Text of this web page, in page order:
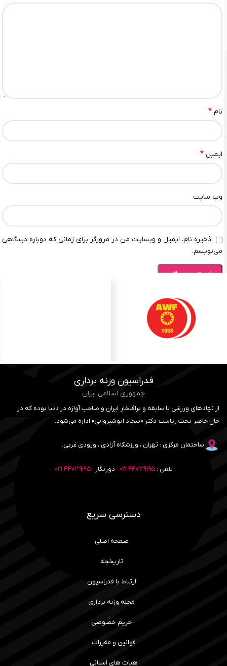
نام *
ایمیل *
وب‌ سایت
ذخیره نام، ایمیل و وبسایت من در مرورگر برای زمانی که دوباره دیدگاهی
می‌نویسم.
فدراسیون وزنه برداری
جمهوری اسلامی ایران
از نهادهای ورزشی با سابقه و پرافتخار ایران و صاحب آوازه در دنیا بوده که در
حال حاضر تحت ریاست دکتر «سجاد انوشیروانی» اداره می‌شود.
ساختمان مرکزی : تهران ، ورزشگاه آزادی ، ورودی غربی.
تلفن :۴۴۷۳۹۱۹۵ ۰۲۱ دورنگار :۴۴۷۳۹۱۹۵ ۰۲۱
دسترسی سریع
صفحه اصلی
تاریخچه
ارتباط با فدراسیون
مجله وزنه برداری
حریم خصوصی
قوانین و مقررات
هیات های استانی